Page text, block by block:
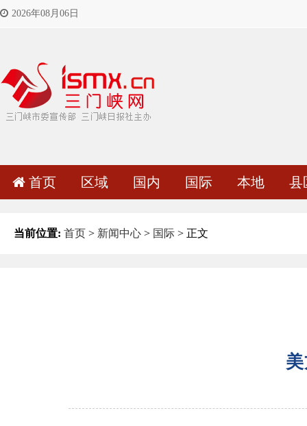
2026年08月06日
首页 区域 国内 国际 本地 县
当前位置: 首页 > 新闻中心 > 国际 > 正文